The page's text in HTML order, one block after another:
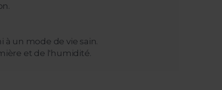
un mode de vie sain.
et de l'humidité.